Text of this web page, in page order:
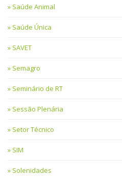
Saúde Animal
Saúde Única
SAVET
Semagro
Seminário de RT
Sessão Plenária
Setor Técnico
SIM
Solenidades